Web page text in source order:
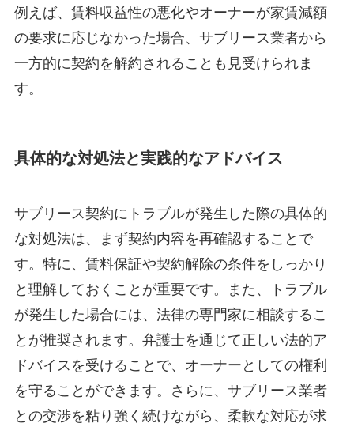
例えば、賃料収益性の悪化やオーナーが家賃減額
の要求に応じなかった場合、サブリース業者から
一方的に契約を解約されることも見受けられま
す。
具体的な対処法と実践的なアドバイス
サブリース契約にトラブルが発生した際の具体的
な対処法は、まず契約内容を再確認することで
す。特に、賃料保証や契約解除の条件をしっかり
と理解しておくことが重要です。また、トラブル
が発生した場合には、法律の専門家に相談するこ
とが推奨されます。弁護士を通じて正しい法的ア
ドバイスを受けることで、オーナーとしての権利
を守ることができます。さらに、サブリース業者
との交渉を粘り強く続けながら、柔軟な対応が求